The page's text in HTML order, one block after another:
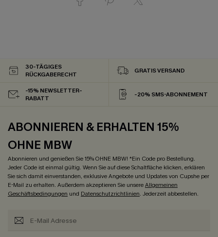
30-TÄGIGES
RÜCKGABERECHT
GRATIS VERSAND
-15% NEWSLETTER-
RABATT
-20% SMS-ABONNEMENT
ABONNIEREN & ERHALTEN 15%
OHNE MBW
Abonnieren und genießen Sie 15% OHNE MBW! *Ein Code pro Bestellung.
Jeder Code ist einmal gültig. Wenn Sie auf diese Schaltfläche klicken, erklären
Sie sich damit einverstanden, exklusive Angebote und Updates von Cupshe per
E-Mail zu erhalten. Außerdem akzeptieren Sie unsereAllgemeinen
Geschäftsbedingungen und Datenschutzrichtlinien. Jederzeit abbestellen.